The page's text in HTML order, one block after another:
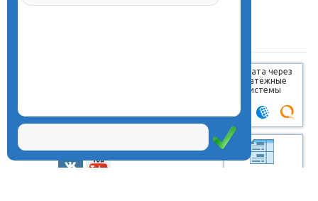
Магазин
Email:info@eidos.ru
Тел.: +7(495) 768-55-54
Оплата через
платёжные
системы